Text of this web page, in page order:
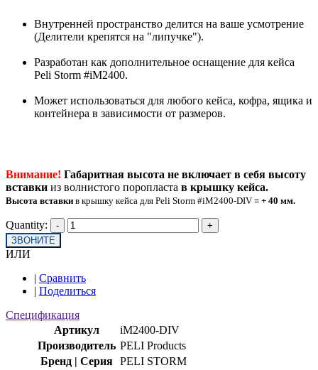
Внутренней пространство делится на ваше усмотрение
(Делители крепятся на "липучке").
Разработан как дополнительное оснащение для кейса
Peli Storm #iM2400.
Может использоваться для любого кейса, кофра, ящика и
контейнера в зависимости от размеров.
Внимание! Габаритная высота не включает в себя высоту
вставки из волнистого поропласта в крышку кейса.
Высота вставки в крышку кейса для Peli Storm #iM2400-DIV = + 40 мм.
Quantity:
ЗВОНИТЕ
ИЛИ
| Сравнить
| Поделиться
Спецификация
Артикул
iM2400-DIV
Производитель PELI Products
Бренд | Серия PELI STORM